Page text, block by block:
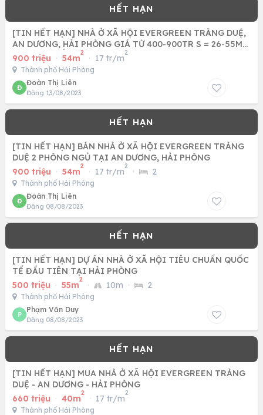
[TIN HẾT HẠN] NHÀ Ở XÃ HỘI EVERGREEN TRÀNG DUỆ,
AN DƯƠNG, HẢI PHÒNG GIÁ TỪ 400-900TR S = 26-55M2,
2PN, 1WC SỔ
900 triệu · 54m
2
· 17 tr/m
2
Thành phố Hải Phòng
Đ
Đoàn Thị Liên
Đăng 13/08/2023
[TIN HẾT HẠN] BÁN NHÀ Ở XÃ HỘI EVERGREEN TRÀNG
DUỆ 2 PHÒNG NGỦ TẠI AN DƯƠNG, HẢI PHÒNG
900 triệu · 54m
2
· 17 tr/m
2
· 2
Thành phố Hải Phòng
Đ
Đoàn Thị Liên
Đăng 08/08/2023
[TIN HẾT HẠN] DỰ ÁN NHÀ Ở XÃ HỘI TIÊU CHUẨN QUỐC
TẾ ĐẦU TIÊN TẠI HẢI PHÒNG
500 triệu · 55m
2
· 10m · 2
Thành phố Hải Phòng
P
Phạm Văn Duy
Đăng 08/08/2023
[TIN HẾT HẠN] MUA NHÀ Ở XÃ HỘI EVERGREEN TRÀNG
DUỆ - AN DƯƠNG - HẢI PHÒNG
660 triệu · 40m
2
· 17 tr/m
2
Thành phố Hải Phòng